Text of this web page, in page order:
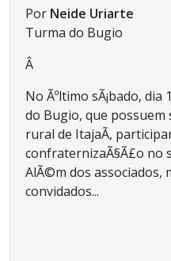
Por Neide Uriarte
Turma do Bugio
Â
No Ãºltimo sÃ¡bado,
do Bugio, que possuem
rural de ItajaÃ­,
confraternizaÃ§Ã£o no
AlÃ©m dos associados,
convidados...